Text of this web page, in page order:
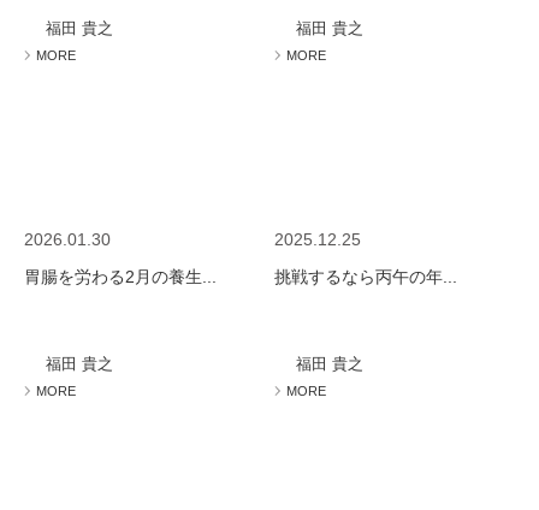
福田 貴之
MORE
福田 貴之
MORE
2026.01.30
胃腸を労わる2月の養生...
福田 貴之
MORE
2025.12.25
挑戦するなら丙午の年...
福田 貴之
MORE